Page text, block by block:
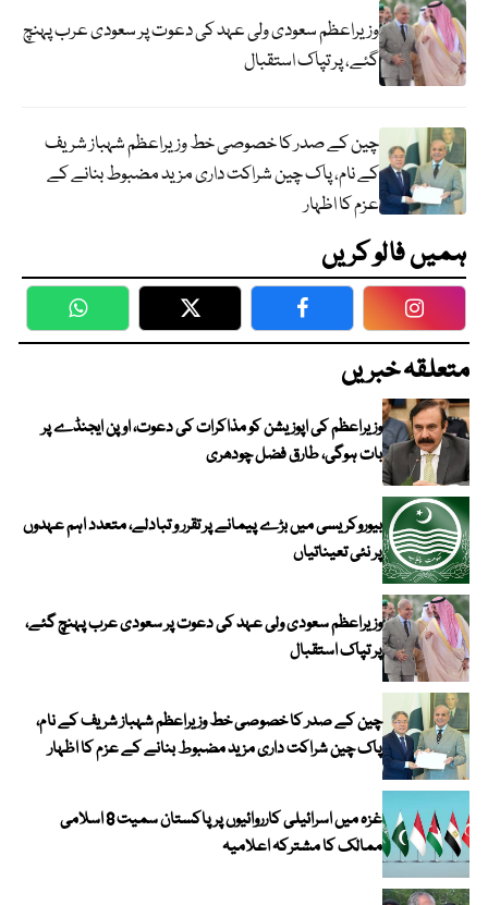
وزیراعظم سعودی ولی عہد کی دعوت پر سعودی عرب پہنچ
گئے، پر تپاک استقبال
چین کے صدر کا خصوصی خط وزیراعظم شہباز شریف
کے نام، پاک چین شراکت داری مزید مضبوط بنانے کے
عزم کا اظہار
ہمیں فالو کریں
WhatsApp Twitter Facebook
متعلقہ خبریں
وزیراعظم کی اپوزیشن کو مذاکرات کی دعوت، اوپن ایجنڈے پر
بات ہوگی، طارق فضل چودھری
بیوروکریسی میں بڑے پیمانے پر تقرر و تبادلے، متعدد اہم عہدوں
پر نئی تعیناتیاں
وزیراعظم سعودی ولی عہد کی دعوت پر سعودی عرب پہنچ گئے،
پر تپاک استقبال
چین کے صدر کا خصوصی خط وزیراعظم شہباز شریف کے نام،
پاک چین شراکت داری مزید مضبوط بنانے کے عزم کا اظہار
غزہ میں اسرائیلی کارروائیوں پر پاکستان سمیت 8 اسلامی
ممالک کا مشترکہ اعلامیہ